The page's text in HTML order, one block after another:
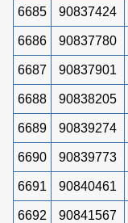
6685 90837424
6686 90837780
6687 90837901
6688 90838205
6689 90839274
6690 90839773
6691 90840461
6692 90841567